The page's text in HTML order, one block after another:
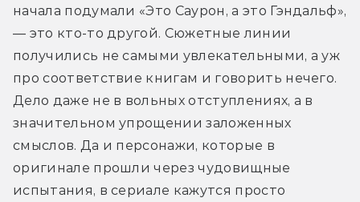
начала подумали «Это Саурон, а это Гэндальф»,
— это кто-то другой. Сюжетные линии
получились не самыми увлекательными, а уж
про соответствие книгам и говорить нечего.
Дело даже не в вольных отступлениях, а в
значительном упрощении заложенных
смыслов. Да и персонажи, которые в
оригинале прошли через чудовищные
испытания, в сериале кажутся просто